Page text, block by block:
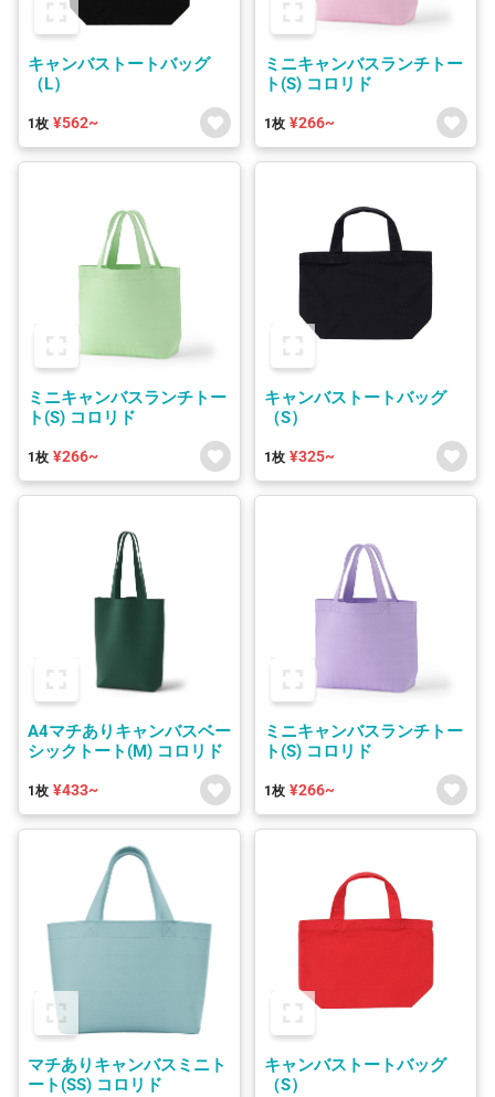
キャンバストートバッグ
（L）
1枚 ¥562~
ミニキャンバスランチトー
ト(S) コロリド
1枚 ¥266~
ミニキャンバスランチトー
ト(S) コロリド
1枚 ¥266~
キャンバストートバッグ
（S）
1枚 ¥325~
A4マチありキャンバスベー
シックトート(M) コロリド
1枚 ¥433~
ミニキャンバスランチトー
ト(S) コロリド
1枚 ¥266~
マチありキャンバスミニト
ート(SS) コロリド
キャンバストートバッグ
（S）